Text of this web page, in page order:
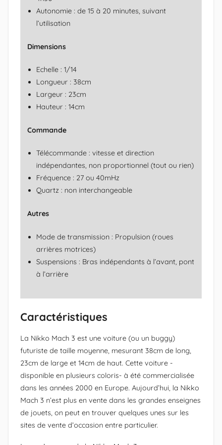
Autonomie : de 15 à 20 minutes, suivant
l’utilisation
Dimensions
Echelle : 1/14
Longueur : 38cm
Largeur : 23cm
Hauteur : 14cm
Commande
Télécommande : vitesse et direction
indépendantes, non proportionnel (tout ou rien)
Fréquence : 27 ou 40mHz
Quartz : non interchangeable
Autres
Mode de transmission : Propulsion (roues
arrières motrices)
Suspensions : Bras indépendants à l’avant, pont
à l’arrière
Caractéristiques
La Nikko Mach 3 est une voiture (ou un buggy)
futuriste de taille moyenne, mesurant 38cm de long,
23cm de large et 14cm de haut. Cette voiture -
disponible en plusieurs coloris- à été commercialisée
dans les années 2000 en Europe. Aujourd’hui, la Nikko
Mach 3 n’est plus en vente dans les grandes enseignes
de jouets, on peut en trouver quelques unes sur les
sites de vente d’occasion entre particulier.